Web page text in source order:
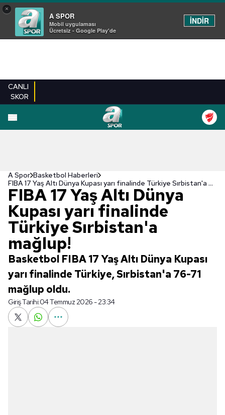
×
A SPOR
Mobil uygulaması
Ücretsiz - Google Play'de
İNDİR
CANLI
SKOR
A Spor Basketbol Haberleri
FIBA 17 Yaş Altı Dünya Kupası yarı finalinde Türkiye Sırbistan'a mağlup!
FIBA 17 Yaş Altı Dünya
Kupası yarı finalinde
Türkiye Sırbistan'a
mağlup!
Basketbol FIBA 17 Yaş Altı Dünya Kupası
yarı finalinde Türkiye, Sırbistan'a 76-71
mağlup oldu.
Giriş Tarihi:04 Temmuz 2026 - 23:34